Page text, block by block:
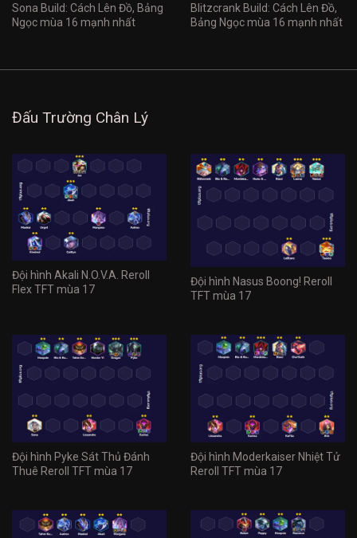
Sona Build: Cách Lên Đồ, Bảng
Ngọc mùa 16 mạnh nhất
Blitzcrank Build: Cách Lên Đồ,
Bảng Ngọc mùa 16 mạnh nhất
Đấu Trường Chân Lý
Đội hình Akali N.O.V.A. Reroll
Flex TFT mùa 17
Đội hình Nasus Boong! Reroll
TFT mùa 17
Đội hình Pyke Sát Thủ Đánh
Thuê Reroll TFT mùa 17
Đội hình Moderkaiser Nhiệt Tử
Reroll TFT mùa 17